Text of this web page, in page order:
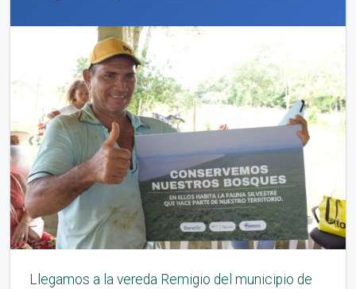
Llegamos a la vereda Remigio del municipio de